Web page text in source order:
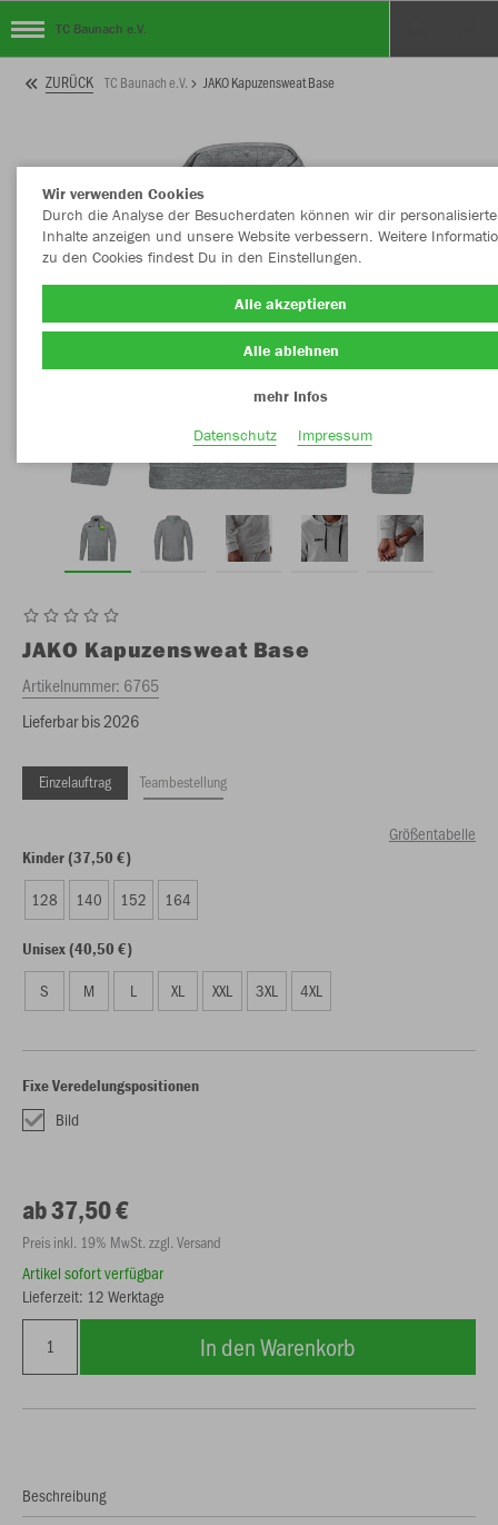
TC Baunach e.V.
ZURÜCK TC Baunach e.V. JAKO Kapuzensweat Base
JAKO Kapuzensweat Base
Artikelnummer: 6765
Lieferbar bis 2026
Einzelauftrag Teambestellung
Größentabelle
Kinder (37,50 €)
128 140 152 164
Unisex (40,50 €)
S M L XL XXL 3XL 4XL
Fixe Veredelungspositionen
Bild
ab 37,50 €
Preis inkl. 19% MwSt. zzgl. Versand
Artikel sofort verfügbar
Lieferzeit: 12 Werktage
In den Warenkorb
Beschreibung
Wir verwenden Cookies
Durch die Analyse der Besucherdaten können wir dir personalisierte
Inhalte anzeigen und unsere Website verbessern. Weitere
zu den Cookies findest Du in den Einstellungen.
Alle akzeptieren
Alle ablehnen
mehr Infos
Datenschutz
Impressum